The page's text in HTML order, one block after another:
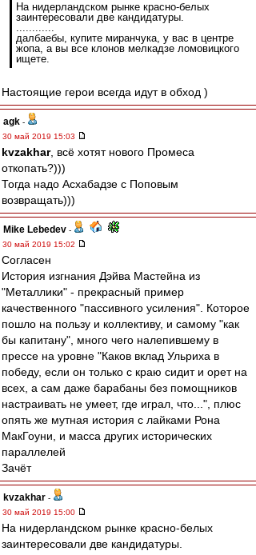
На нидерландском рынке красно-белых
заинтересовали две кандидатуры.
............
далбаебы, купите миранчука, у вас в центре
жопа, а вы все клонов мелкадзе ломовицкого
ищете.
Настоящие герои всегда идут в обход )
agk -
30 май 2019 15:03
kvzakhar, всё хотят нового Промеса
откопать?)))
Тогда надо Асхабадзе с Поповым
возвращать)))
Mike Lebedev -
30 май 2019 15:02
Согласен
История изгнания Дэйва Мастейна из
"Металлики" - прекрасный пример
качественного "пассивного усиления". Которое
пошло на пользу и коллективу, и самому "как
бы капитану", много чего налепившему в
прессе на уровне "Каков вклад Ульриха в
победу, если он только с краю сидит и орет на
всех, а сам даже барабаны без помощников
настраивать не умеет, где играл, что...", плюс
опять же мутная история с лайками Рона
МакГоуни, и масса других исторических
параллелей
Зачёт
kvzakhar -
30 май 2019 15:00
На нидерландском рынке красно-белых
заинтересовали две кандидатуры.